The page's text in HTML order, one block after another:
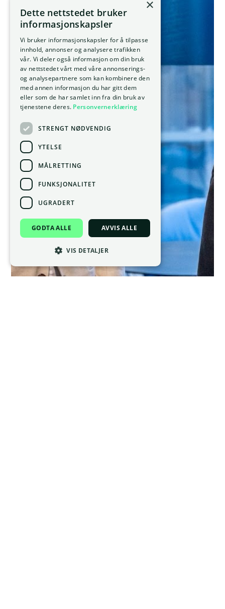
×
Dette nettstedet bruker
informasjonskapsler
Vi bruker informasjonskapsler for å tilpasse
innhold, annonser og analysere trafikken
vår. Vi deler også informasjon om din bruk
av nettstedet vårt med våre annonserings-
og analysepartnere som kan kombinere den
med annen informasjon du har gitt dem
eller som de har samlet inn fra din bruk av
tjenestene deres. Personvernerklæring
STRENGT NØDVENDIG
YTELSE
MÅLRETTING
FUNKSJONALITET
UGRADERT
GODTA ALLE AVVIS ALLE
VIS DETALJER